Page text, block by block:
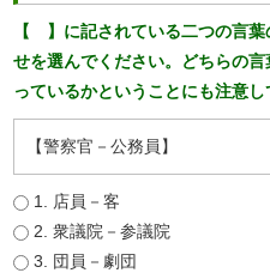
【 】に記されている二つの言
せを選んでください。どちらの
っているかということにも注意し
【警察官－公務員】
1. 店員－客
2. 衆議院－参議院
3. 団員－劇団